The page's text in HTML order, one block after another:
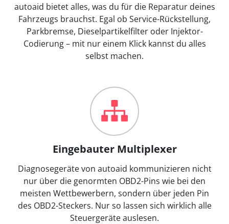
autoaid bietet alles, was du für die Reparatur deines
Fahrzeugs brauchst. Egal ob Service-Rückstellung,
Parkbremse, Dieselpartikelfilter oder Injektor-
Codierung – mit nur einem Klick kannst du alles
selbst machen.
Eingebauter Multiplexer
Diagnosegeräte von autoaid kommunizieren nicht
nur über die genormten OBD2-Pins wie bei den
meisten Wettbewerbern, sondern über jeden Pin
des OBD2-Steckers. Nur so lassen sich wirklich alle
Steuergeräte auslesen.